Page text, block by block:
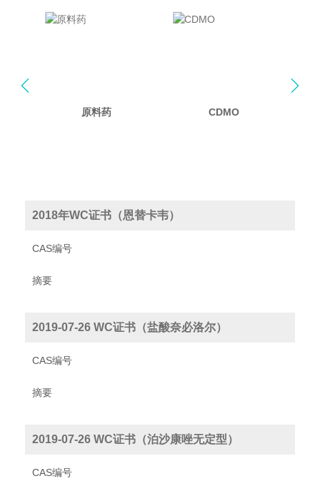
原料药 CDMO
 
2018年WC证书（恩替卡韦）
CAS编号
摘要
2019-07-26 WC证书（盐酸奈必洛尔）
CAS编号
摘要
2019-07-26 WC证书（泊沙康唑无定型）
CAS编号